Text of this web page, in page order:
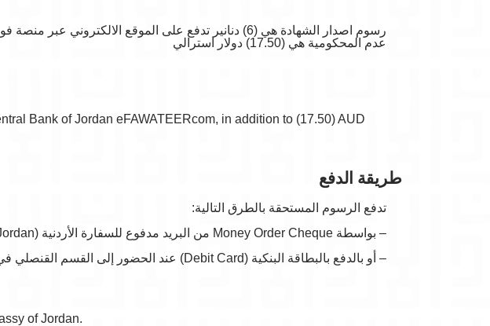
رسوم اصدار الشهادة هي (6) دنانير تدفع على الموقع
عدم المحكومية هي (17.50) دولار استرالي
Bank of Jordan eFAWATEERcom, in addition to (17.50) AUD
طريقة الدفع
تدفع الرسوم المستحقة بالطرق التالية:
– بواسطة Money Order Cheque من البريد مدفوع للسفارة الأردنية (Embassy Of Jordan)
– أو بالدفع بالبطاقة البنكية (Debit Card) عند الحضور إلى القسم القنصلي في السفارة.
of Jordan.